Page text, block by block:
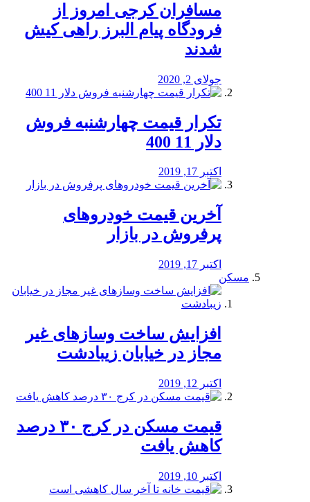
مسافران کرجی امروز از
فرودگاه پیام البرز راهی کیش
شدند
جولای 2, 2020
تکرار قیمت چهارشنبه فروش
دلار 11 400
اکتبر 17, 2019
آخرین قیمت خودرو‌های
پرفروش در بازار
اکتبر 17, 2019
مسکن
افزایش ساخت وسازهای غیر
مجاز در خیابان زیبادشت
اکتبر 12, 2019
️قیمت مسکن در کرج ۳۰ درصد
کاهش یافت
اکتبر 10, 2019